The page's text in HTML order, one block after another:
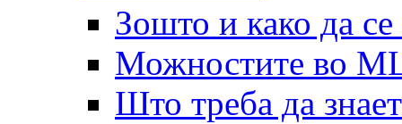
Зошто и како да
Можностите во
Што треба да